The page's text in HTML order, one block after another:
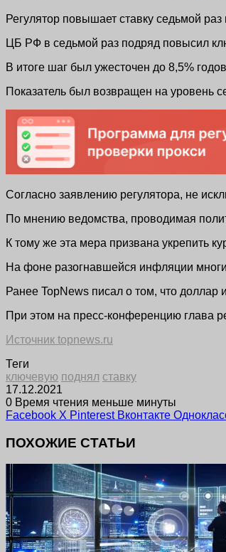
Регулятор повышает ставку седьмой раз
ЦБ РФ в седьмой раз подряд повысил
В итоге шаг был ужесточен до 8,5%
Показатель был возвращен на уровень
Согласно заявлению регулятора, не
По мнению ведомства, проводимая
К тому же эта мера призвана укрепить
На фоне разогнавшейся инфляции
Ранее TopNews писал о том, что
При этом на пресс-конференцию глава
Источник topnews.ru
Теги
ключевую поднял ставку
17.12.2021
0 Время чтения меньше минуты
Facebook X Pinterest Вконтакте
ПОХОЖИЕ СТАТЬИ